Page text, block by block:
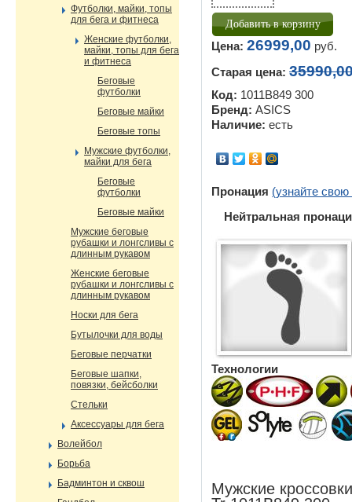
Цена: 26999,00 руб.
Старая цена:
Код: 1011B849 300
Бренд: ASICS
Наличие: есть
Пронация (узнайте
Нейтральная
Технологии
Мужские
Футболки, майки, топы
для бега и фитнеса
Женские футболки,
майки, топы для бега
и фитнеса
Беговые
футболки
Беговые майки
Беговые топы
Мужские футболки,
майки для бега
Беговые
футболки
Беговые майки
Мужские беговые
рубашки и лонгсливы с
длинным рукавом
Женские беговые
рубашки и лонгсливы с
длинным рукавом
Носки для бега
Бутылочки для воды
Беговые перчатки
Беговые шапки,
повязки, бейсболки
Стельки
Аксессуары для бега
Волейбол
Борьба
Бадминтон и сквош